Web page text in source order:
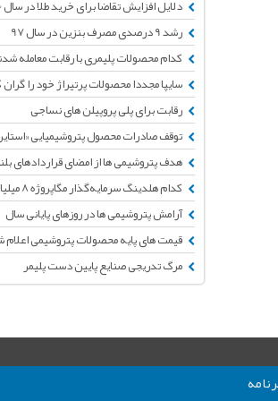
دلایل افزایش تقاضا برای خرید طلا در سال 2020
رشد 9 درصدی مصرف بنزین در سال 97
کدام محصولات پلیمری با رقابت معامله
سایپا مجددا محصولات پرتیراژ خود را گران کرد +جدول قیمت های
رقابت برای پلی پروپیلن های نساجی
توقف صادرات محصول پتروشیمیایی «استایرن مونومر» تا اطلاع
هدف پتروشیمی ها از امضای قراردادهای بلندمدت در بورس
کدام هلدینگ سرمایه‌گذار مگاپروژه 8 میلیارد دلاری پتروشیمی خواهد بود؟
آرامش پتروشیمی ها در روزهای پایانی سال
قیمت های پایه محصولات پتروشیمی
مرگ تدریجی صنایع پایین دست پلیمر